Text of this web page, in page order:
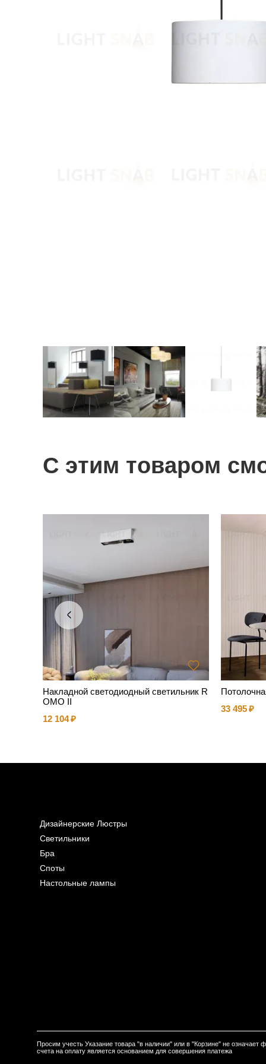
С этим товаром
Накладной светодиодный светильник R
OMO II
12 104
33 495
Дизайнерские Люстры
Светильники
Бра
Споты
Настольные лампы
Просим учесть Указание товара "в наличии" или в "Корзине" не
счета на оплату является основанием для совершения платежа